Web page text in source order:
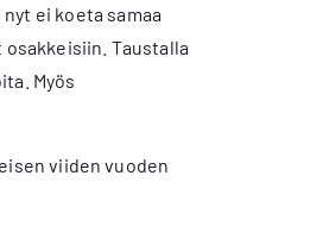
ei koeta samaa
Taustalla
Myös
viiden vuoden